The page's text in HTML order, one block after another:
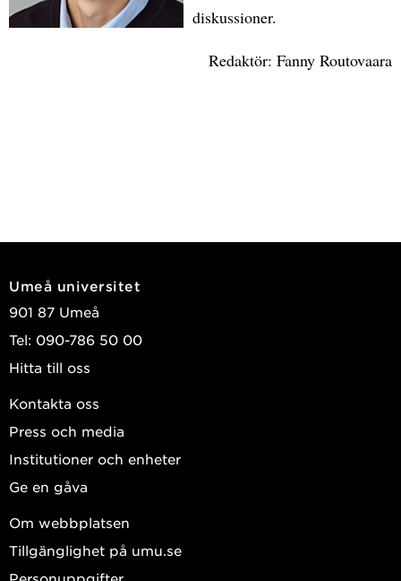
diskussioner.
Redaktör: Fanny Routovaara
Umeå universitet
901 87 Umeå
Tel: 090-786 50 00
Hitta till oss
Kontakta oss
Press och media
Institutioner och enheter
Ge en gåva
Om webbplatsen
Tillgänglighet på umu.se